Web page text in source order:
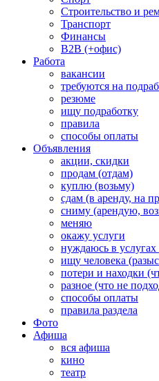
Строительство и
Транспорт
Финансы
B2B (+офис)
Работа
вакансии
требуются на
резюме
ищу подработку
правила
способы оплаты
Объявления
акции, скидки
продам (отдам)
куплю (возьму)
сдам (в аренду, на
сниму (арендую,
меняю
окажу услуги
нуждаюсь в
ищу человека
потери и находки
разное (что не
способы оплаты
правила раздела
Фото
Афиша
вся афиша
кино
театр